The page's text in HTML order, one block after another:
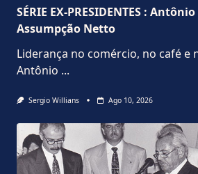
SÉRIE EX-PRESIDENTES :
Assumpção Netto
Liderança no comércio, no café e
Antônio ...
Sergio Willians Ago 10, 2026